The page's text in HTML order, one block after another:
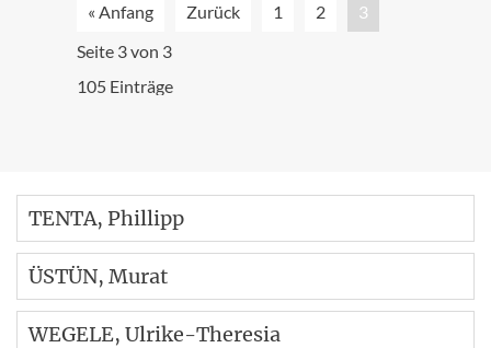
« Anfang Zurück 1 2
3
Seite 3 von 3
105 Einträge
TENTA, Phillipp
ÜSTÜN, Murat
WEGELE, Ulrike-Theresia